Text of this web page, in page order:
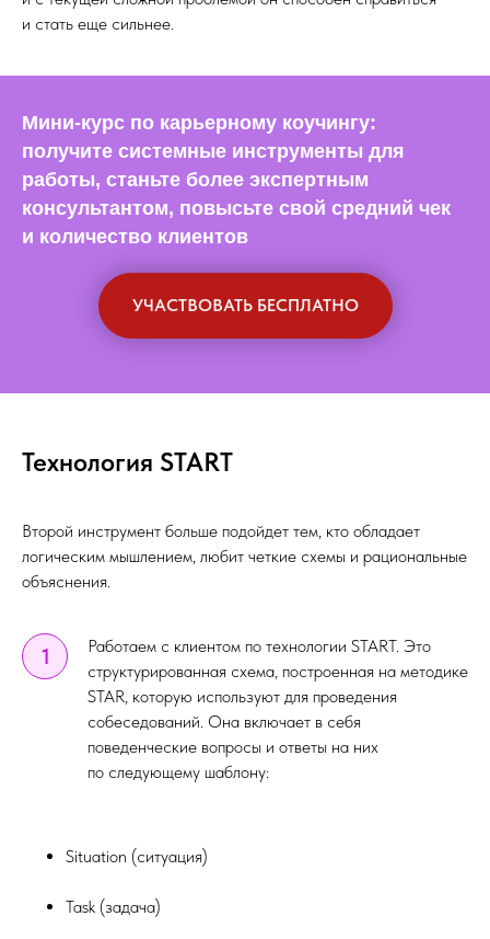
и стать еще сильнее.
Мини-курс по карьерному коучингу:
получите системные инструменты для
работы, станьте более экспертным
консультантом, повысьте свой средний чек
и количество клиентов
УЧАСТВОВАТЬ БЕСПЛАТНО
Технология START
Второй инструмент больше подойдет тем, кто обладает
логическим мышлением, любит четкие схемы и рациональные
объяснения.
1
Работаем с клиентом по технологии START. Это
структурированная схема, построенная на методике
STAR, которую используют для проведения
собеседований. Она включает в себя
поведенческие вопросы и ответы на них
по следующему шаблону:
Situation (ситуация)
Task (задача)